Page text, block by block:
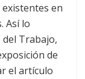
en
Así lo
Trabajo,
de
el artículo